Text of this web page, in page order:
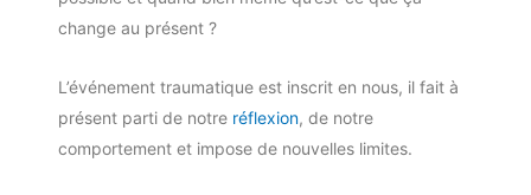
change au présent ?
L’événement traumatique est inscrit en nous, il fait à
présent parti de notre réflexion, de notre
comportement et impose de nouvelles limites.